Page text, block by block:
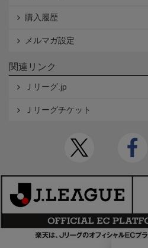
購入履歴
メルマガ設定
関連リンク
Ｊリーグ.jp
Ｊリーグチケット